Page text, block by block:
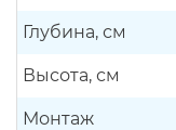
Глубина, см
Высота, см
Монтаж